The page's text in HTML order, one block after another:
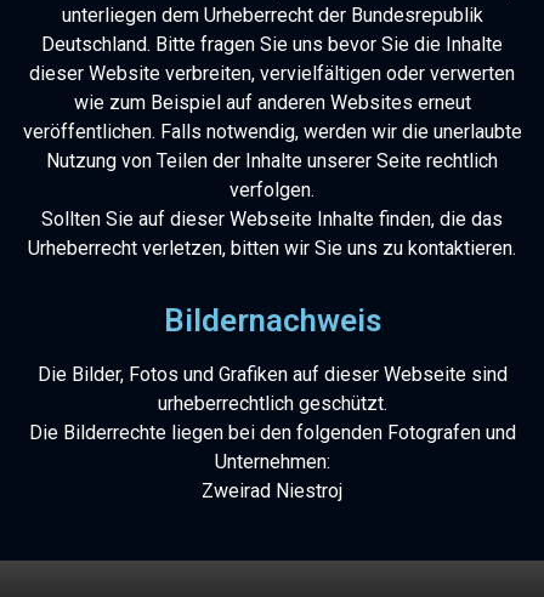
unterliegen dem Urheberrecht der Bundesrepublik
Deutschland. Bitte fragen Sie uns bevor Sie die Inhalte
dieser Website verbreiten, vervielfältigen oder verwerten
wie zum Beispiel auf anderen Websites erneut
veröffentlichen. Falls notwendig, werden wir die unerlaubte
Nutzung von Teilen der Inhalte unserer Seite rechtlich
verfolgen.
Sollten Sie auf dieser Webseite Inhalte finden, die das
Urheberrecht verletzen, bitten wir Sie uns zu kontaktieren.
Bildernachweis
Die Bilder, Fotos und Grafiken auf dieser Webseite sind
urheberrechtlich geschützt.
Die Bilderrechte liegen bei den folgenden Fotografen und
Unternehmen:
Zweirad Niestroj